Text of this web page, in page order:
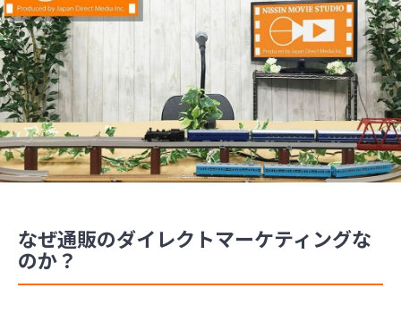
なぜ通販のダイレクトマーケティングな
のか？